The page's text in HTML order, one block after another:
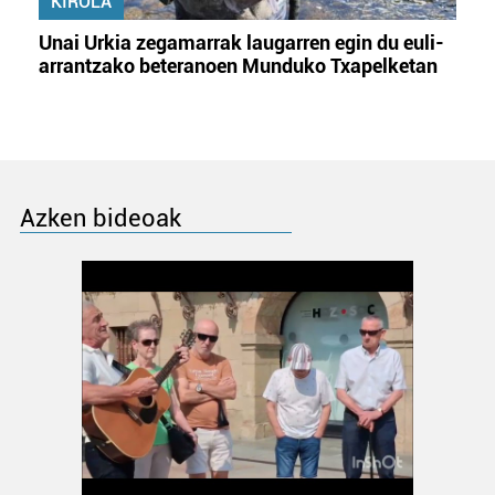
erabiltzeko baimen esplizitua ematen diguzu.Gehiago
irakurri
Unai Urkia zegamarrak laugarren egin du euli-
arrantzako beteranoen Munduko Txapelketan
Azken bideoak